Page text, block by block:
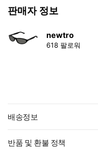
판매자 정보
newtro
618 팔로워
배송정보
반품 및 환불 정책